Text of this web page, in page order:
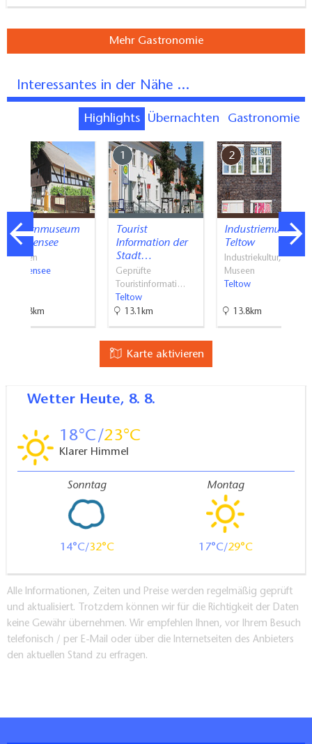
Mehr Gastronomie
Interessantes in der Nähe ...
Highlights Übernachten Gastronomie
Bauernmuseum
Blankensee
Museen
Blankensee
21.8km
1
Tourist
Information der
Stadt…
Geprüfte
Touristinformati…
Teltow
13.1km
2
Industriemuseum
Teltow
Industriekultur,
Museen
Teltow
13.8km
Karte aktivieren
Wetter Heute, 8. 8.
18 23
Klarer Himmel
Sonntag
14 32
Montag
17 29
Alle Informationen, Zeiten und Preise werden regelmäßig geprüft
und aktualisiert. Trotzdem können wir für die Richtigkeit der Daten
keine Gewähr übernehmen. Wir empfehlen Ihnen, vor Ihrem Besuch
telefonisch / per E-Mail oder über die Internetseiten des Anbieters
den aktuellen Stand zu erfragen.